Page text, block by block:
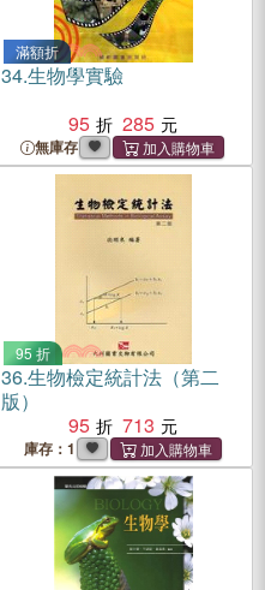
滿額折
34.生物學實驗
95
285
無庫存
95 折
36.生物檢定統計法（第二
版）
95
713
庫存：1